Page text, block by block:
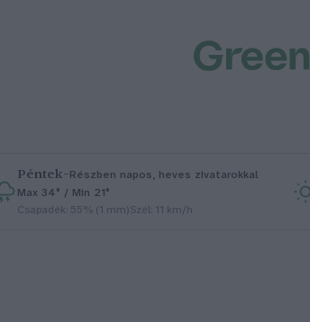
Péntek–Részben napos, heves zivatarokkal
Max 34° / Min 21°
Csapadék: 55% (1 mm)Szél: 11 km/h